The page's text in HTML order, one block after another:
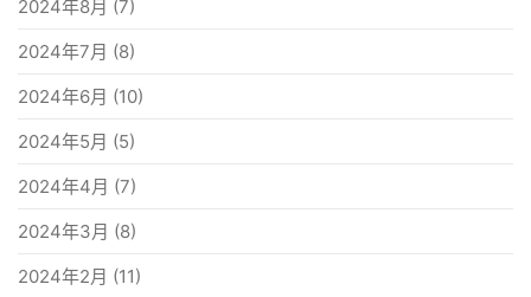
2024年8月 (7)
2024年7月 (8)
2024年6月 (10)
2024年5月 (5)
2024年4月 (7)
2024年3月 (8)
2024年2月 (11)